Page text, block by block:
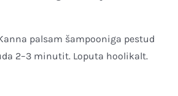
palsam šampooniga pestud
2–3 minutit. Loputa hoolikalt.